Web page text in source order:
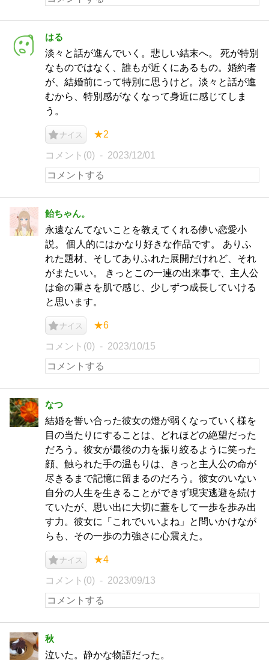
はる
淡々と話が進んでいく。悲しい結末へ。 死が特別
なものではなく、誰もが近くにあるもの。婚約者
が、結婚前にって特別に思うけど。淡々と話が進
むから、特別感がなくなって身近に感じてしま
う。
ナイス ★2
コメント(0) 2023/12/01
飴ちゃん。
永遠なんてないことを教えてくれる儚い恋愛小
説。 個人的にはかなり好きな作品です。 ありふ
れた題材、そしてありふれた展開だけれど、それ
がまたいい。 きっとこの一連の出来事で、主人公
は命の重さを肌で感じ、少しずつ成長していける
と思います。
ナイス ★6
コメント(0) 2023/10/15
なつ
結婚を誓い合った彼女の燈が弱くなっていく様を
目の当たりにすることは、どれほどの絶望だった
だろう。彼女が最後の力を振り絞るように笑った
顔、触られた手の温もりは、きっと主人公の命が
尽きるまで記憶に留まるのだろう。彼女のいない
自分の人生を生きることができず現実逃避を続け
ていたが、思い出に大切に蓋をして一歩を歩み出
す力。彼女に「これでいいよね」と問いかけなが
らも、その一歩の力強さに心震えた。
ナイス ★4
コメント(0) 2023/09/13
秋
泣いた。静かな物語だった。